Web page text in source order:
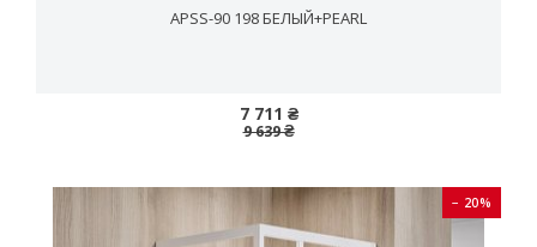
APSS-90 198 БЕЛЫЙ+PEARL
7 711 ₴
9 639 ₴
− 20%